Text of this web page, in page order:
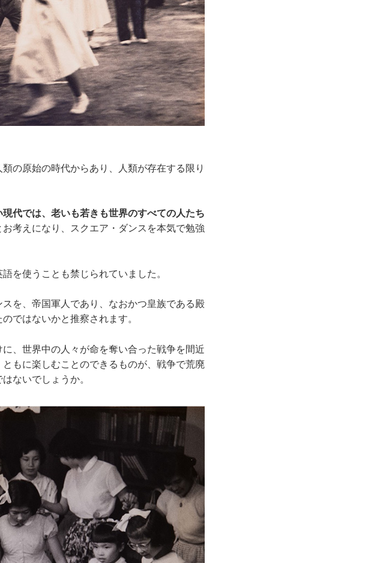
の原始の時代からあり、人類が存在する限り
代では、老いも若きも世界のすべての人たち
お考えになり、スクエア・ダンスを本気で勉強
を使うことも禁じられていました。
を、帝国軍人であり、なおかつ皇族である殿
ではないかと推察されます。
、世界中の人々が命を奪い合った戦争を間近
もに楽しむことのできるものが、戦争で荒廃
ないでしょうか。